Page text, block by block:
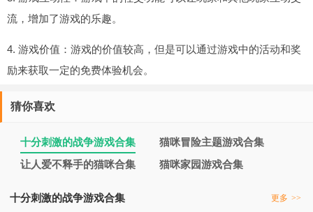
流，增加了游戏的乐趣。
4. 游戏价值：游戏的价值较高，但是可以通过游戏中的活动和奖
励来获取一定的免费体验机会。
猜你喜欢
十分刺激的战争游戏合集
猫咪冒险主题游戏合集
让人爱不释手的猫咪合集
猫咪家园游戏合集
十分刺激的战争游戏合集 更多 >>